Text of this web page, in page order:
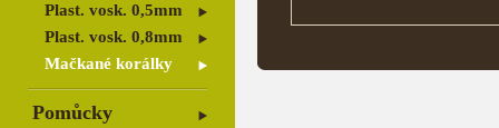
Plast. vosk. 0,5mm
Plast. vosk. 0,8mm
Mačkané korálky
Pomůcky